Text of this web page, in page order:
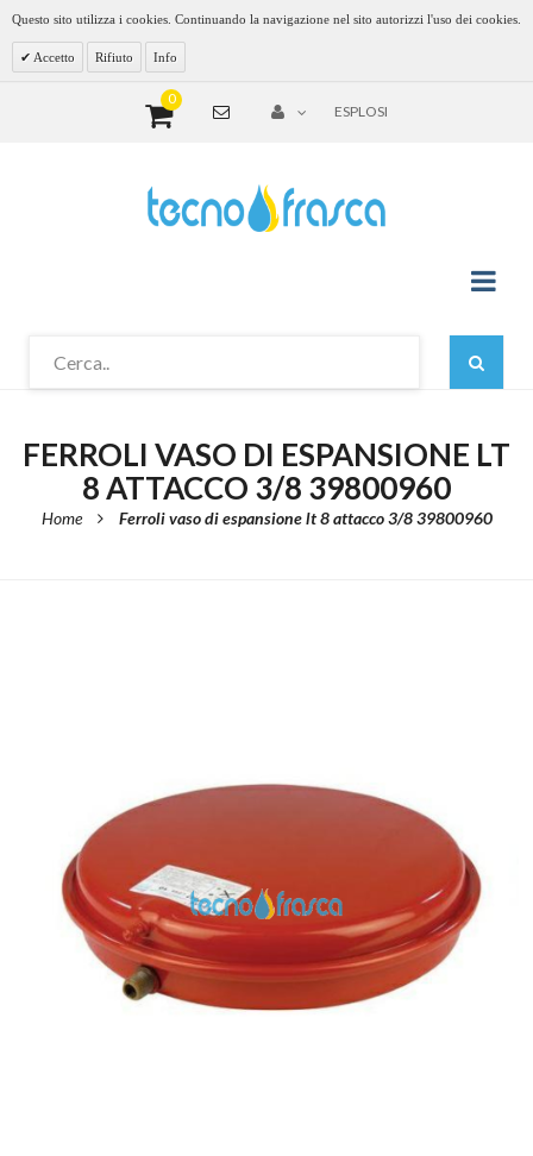
Questo sito utilizza i cookies. Continuando la navigazione nel sito autorizzi l'uso dei cookies.
Accetto Rifiuto Info
0
ESPLOSI
FERROLI VASO DI ESPANSIONE LT
8 ATTACCO 3/8 39800960
Home Ferroli vaso di espansione lt 8 attacco 3/8 39800960